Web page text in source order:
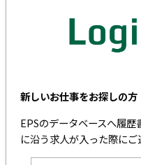
新しいお仕事をお探しの方
EPSのデータベースへ履
に沿う求人が入った際にご